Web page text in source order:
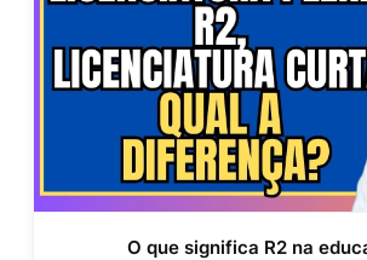
O que significa R2 na